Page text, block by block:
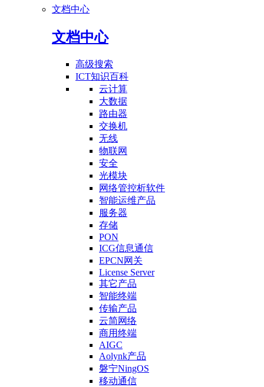
文档中心
文档中心
高级搜索
ICT知识百科
云计算
大数据
路由器
交换机
无线
物联网
安全
光模块
网络管控析软件
智能运维产品
服务器
存储
PON
ICG信息通信
EPCN网关
License Server
其它产品
智能终端
传输产品
云简网络
商用终端
AIGC
Aolynk产品
磐宁NingOS
移动通信